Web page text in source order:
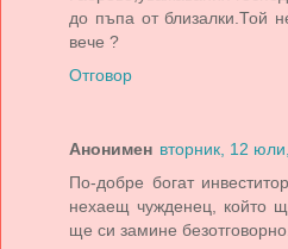
до пъпа от близалки.Той
вече ?
Отговор
Анонимен вторник, 12
По-добре богат
нехаещ чужденец, който
ще си замине безотговорно.